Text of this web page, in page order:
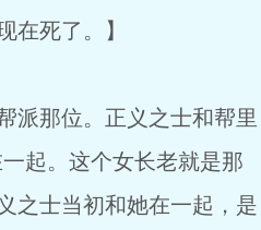
死了。】
那位。正义之士和帮里
起。这个女长老就是那
之士当初和她在一起，是